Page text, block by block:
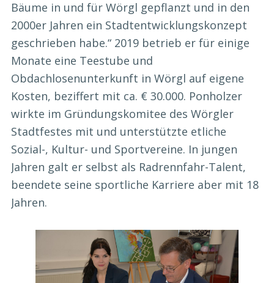
Bäume in und für Wörgl gepflanzt und in den
2000er Jahren ein Stadtentwicklungskonzept
geschrieben habe.“ 2019 betrieb er für einige
Monate eine Teestube und
Obdachlosenunterkunft in Wörgl auf eigene
Kosten, beziffert mit ca. € 30.000. Ponholzer
wirkte im Gründungskomitee des Wörgler
Stadtfestes mit und unterstützte etliche
Sozial-, Kultur- und Sportvereine. In jungen
Jahren galt er selbst als Radrennfahr-Talent,
beendete seine sportliche Karriere aber mit 18
Jahren.